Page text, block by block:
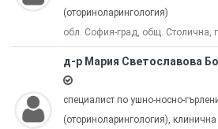
(оториноларингология)
обл. София-град, общ. Столична,
д-р Мария Светославова
специалист по ушно-носно-
(оториноларингология), клинична